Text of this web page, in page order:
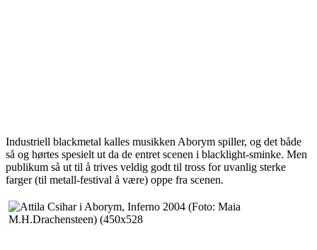
Industriell blackmetal kalles musikken Aborym spiller, og det både
så og hørtes spesielt ut da de entret scenen i blacklight-sminke. Men
publikum så ut til å trives veldig godt til tross for uvanlig sterke
farger (til metall-festival å være) oppe fra scenen.